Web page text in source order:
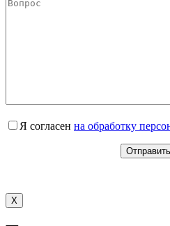
Я согласен на обработку
X